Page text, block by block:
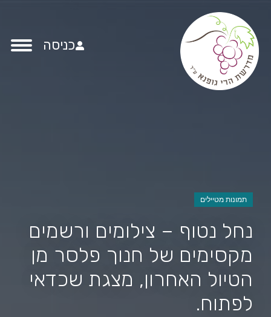
כניסה
תמונות מטיילים
נחל נטוף – צילומים ורשמים
מקסימים של חנוך פלסר מן
הטיול האחרון, מצגת שכדאי
לפתוח.